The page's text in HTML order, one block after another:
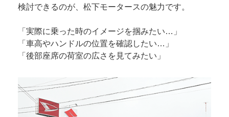
検討できるのが、松下モータースの魅力です。
「実際に乗った時のイメージを掴みたい…」
「車高やハンドルの位置を確認したい…」
「後部座席の荷室の広さを見てみたい」